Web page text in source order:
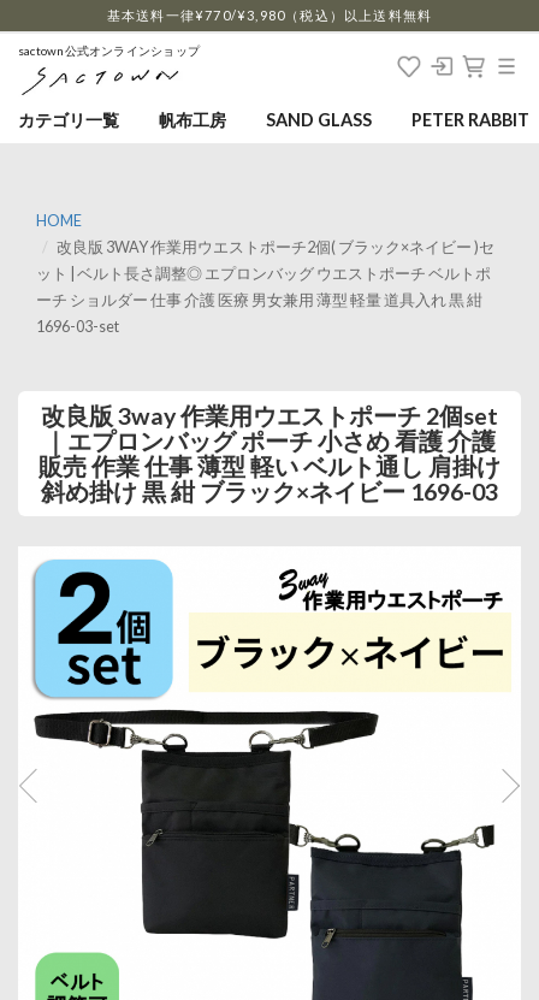
基本送料一律¥770/¥3,980（税込）以上送料無料
sactown公式オンラインショップ
カテゴリ一覧 帆布工房 SAND GLASS PETER RABBIT
HOME
改良版 3WAY 作業用ウエストポーチ2個( ブラック×ネイビー )セ
ット | ベルト長さ調整◎ エプロンバッグ ウエストポーチ ベルトポ
ーチ ショルダー 仕事 介護 医療 男女兼用 薄型 軽量 道具入れ 黒 紺
1696-03-set
改良版 3way 作業用ウエストポーチ 2個set
｜エプロンバッグ ポーチ 小さめ 看護 介護
販売 作業 仕事 薄型 軽い ベルト通し 肩掛け
斜め掛け 黒 紺 ブラック×ネイビー 1696-03